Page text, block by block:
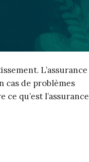
L’assurance
cas de problèmes
qu’est l’assurance